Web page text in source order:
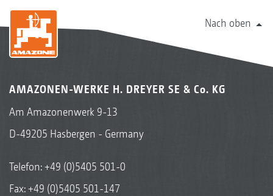
Nach oben
AMAZONEN-WERKE H. DREYER SE & Co. KG
Am Amazonenwerk 9-13
D-49205 Hasbergen - Germany
Telefon:+49 (0)5405 501-0
Fax: +49 (0)5405 501-147